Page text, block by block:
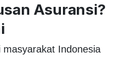
Asuransi?
Indonesia